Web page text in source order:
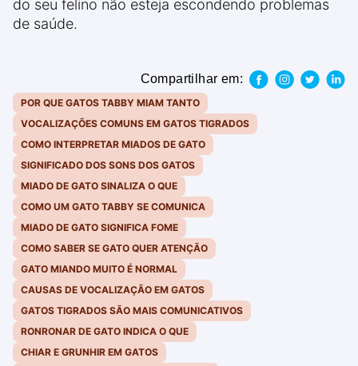
do seu felino não esteja escondendo problemas
de saúde.
Compartilhar em:
POR QUE GATOS TABBY MIAM TANTO
VOCALIZAÇÕES COMUNS EM GATOS TIGRADOS
COMO INTERPRETAR MIADOS DE GATO
SIGNIFICADO DOS SONS DOS GATOS
MIADO DE GATO SINALIZA O QUE
COMO UM GATO TABBY SE COMUNICA
MIADO DE GATO SIGNIFICA FOME
COMO SABER SE GATO QUER ATENÇÃO
GATO MIANDO MUITO É NORMAL
CAUSAS DE VOCALIZAÇÃO EM GATOS
GATOS TIGRADOS SÃO MAIS COMUNICATIVOS
RONRONAR DE GATO INDICA O QUE
CHIAR E GRUNHIR EM GATOS